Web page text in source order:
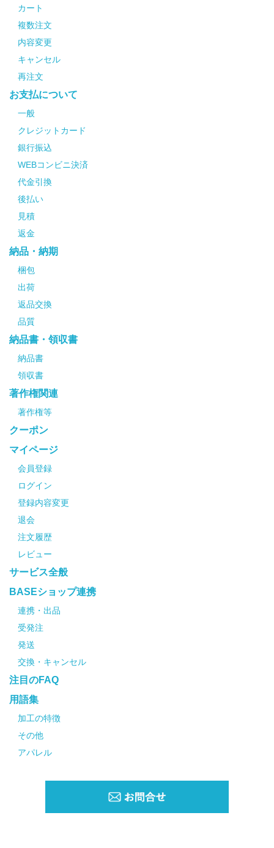
カート
複数注文
内容変更
キャンセル
再注文
お支払について
一般
クレジットカード
銀行振込
WEBコンビニ決済
代金引換
後払い
見積
返金
納品・納期
梱包
出荷
返品交換
品質
納品書・領収書
納品書
領収書
著作権関連
著作権等
クーポン
マイページ
会員登録
ログイン
登録内容変更
退会
注文履歴
レビュー
サービス全般
BASEショップ連携
連携・出品
受発注
発送
交換・キャンセル
注目のFAQ
用語集
加工の特徴
その他
アパレル